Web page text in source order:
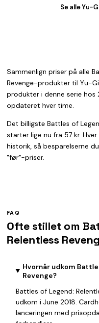
Se alle Yu-
Sammenlign priser på alle
Revenge-produkter til Yu-
produkter i denne serie hos
opdateret hver time.
Det billigste Battles of
starter lige nu fra 57 kr.
historik, så besparelserne
"før"-priser.
FAQ
Ofte stillet om
Relentless
Hvornår udkom
Revenge?
Battles of Legend:
udkom i June 2018.
lanceringen med